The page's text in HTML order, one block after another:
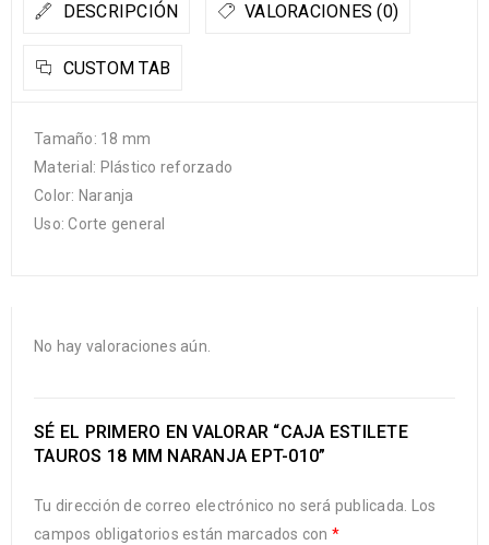
DESCRIPCIÓN VALORACIONES (0)
CUSTOM TAB
Tamaño: 18 mm
Material: Plástico reforzado
Color: Naranja
Uso: Corte general
No hay valoraciones aún.
SÉ EL PRIMERO EN VALORAR “CAJA ESTILETE
TAUROS 18 MM NARANJA EPT-010”
Tu dirección de correo electrónico no será publicada. Los
campos obligatorios están marcados con *